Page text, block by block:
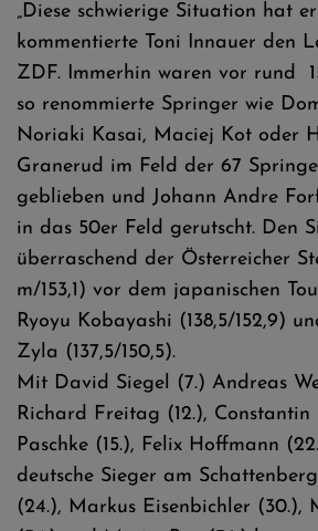
„Diese schwierige Situation hat
kommentierte Toni Innauer den
ZDF. Immerhin waren vor rund
so renommierte Springer wie
Noriaki Kasai, Maciej Kot oder
Granerud im Feld der 67
geblieben und Johann Andre
in das 50er Feld gerutscht. Den
überraschend der Österreicher
m/153,1) vor dem japanischen
Ryoyu Kobayashi (138,5/152,9)
Zyla (137,5/150,5).
Mit David Siegel (7.) Andreas
Richard Freitag (12.), Constantin
Paschke (15.), Felix Hoffmann
deutsche Sieger am
(24.), Markus Eisenbichler (30.),